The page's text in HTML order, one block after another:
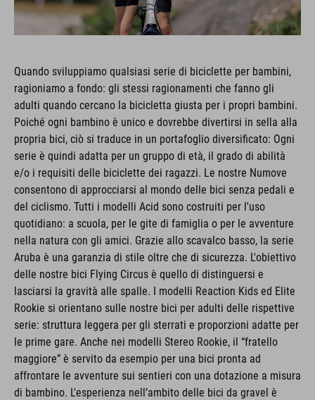
Quando sviluppiamo qualsiasi serie di biciclette per bambini,
ragioniamo a fondo: gli stessi ragionamenti che fanno gli
adulti quando cercano la bicicletta giusta per i propri bambini.
Poiché ogni bambino è unico e dovrebbe divertirsi in sella alla
propria bici, ciò si traduce in un portafoglio diversificato: Ogni
serie è quindi adatta per un gruppo di età, il grado di abilità
e/o i requisiti delle biciclette dei ragazzi. Le nostre Numove
consentono di approcciarsi al mondo delle bici senza pedali e
del ciclismo. Tutti i modelli Acid sono costruiti per l'uso
quotidiano: a scuola, per le gite di famiglia o per le avventure
nella natura con gli amici. Grazie allo scavalco basso, la serie
Aruba è una garanzia di stile oltre che di sicurezza. L'obiettivo
delle nostre bici Flying Circus è quello di distinguersi e
lasciarsi la gravità alle spalle. I modelli Reaction Kids ed Elite
Rookie si orientano sulle nostre bici per adulti delle rispettive
serie: struttura leggera per gli sterrati e proporzioni adatte per
le prime gare. Anche nei modelli Stereo Rookie, il “fratello
maggiore” è servito da esempio per una bici pronta ad
affrontare le avventure sui sentieri con una dotazione a misura
di bambino. L'esperienza nell’ambito delle bici da gravel è